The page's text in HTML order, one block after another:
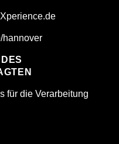
hannover
für die Verarbeitung